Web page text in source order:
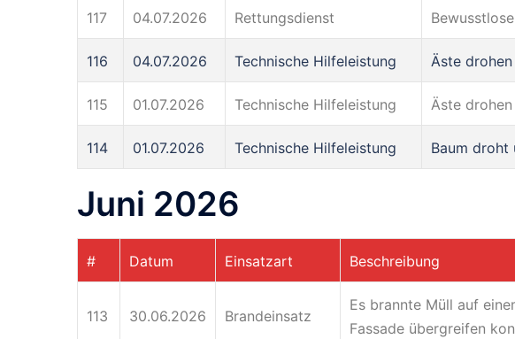
117 04.07.2026 Rettungsdienst
116 04.07.2026 Technische Hilfeleistung Äste
115 01.07.2026 Technische Hilfeleistung Äste
114 01.07.2026 Technische Hilfeleistung Baum droht
Juni 2026
# Datum Einsatzart Beschreibung
113 30.06.2026 Brandeinsatz
Es brannte Müll auf
Fassade übergreifen